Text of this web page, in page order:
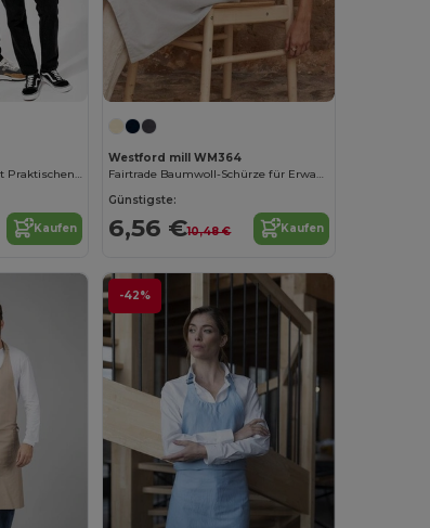
Bistro Kellnerschürze mit Praktischen Taschen
Kaufen
Westford mill WM364
Fairtrade Baumwoll-Schürze für Erwachsene
Günstigste:
6,56 €10,48 € Kaufen
-42%